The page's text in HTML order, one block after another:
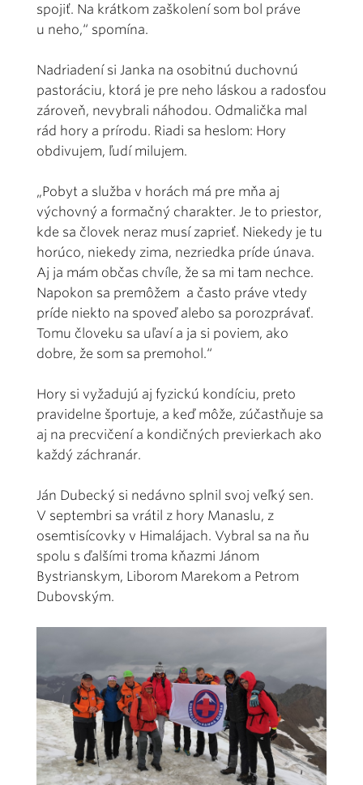
spojiť. Na krátkom zaškolení som bol práve
u neho,“ spomína.
Nadriadení si Janka na osobitnú duchovnú
pastoráciu, ktorá je pre neho láskou a radosťou
zároveň, nevybrali náhodou. Odmalička mal
rád hory a prírodu. Riadi sa heslom: Hory
obdivujem, ľudí milujem.
„Pobyt a služba v horách má pre mňa aj
výchovný a formačný charakter. Je to priestor,
kde sa človek neraz musí zaprieť. Niekedy je tu
horúco, niekedy zima, nezriedka príde únava.
Aj ja mám občas chvíle, že sa mi tam nechce.
Napokon sa premôžem a často práve vtedy
príde niekto na spoveď alebo sa porozprávať.
Tomu človeku sa uľaví a ja si poviem, ako
dobre, že som sa premohol.“
Hory si vyžadujú aj fyzickú kondíciu, preto
pravidelne športuje, a keď môže, zúčastňuje sa
aj na precvičení a kondičných previerkach ako
každý záchranár.
Ján Dubecký si nedávno splnil svoj veľký sen.
V septembri sa vrátil z hory Manaslu, z
osemtisícovky v Himalájach. Vybral sa na ňu
spolu s ďalšími troma kňazmi Jánom
Bystrianskym, Liborom Marekom a Petrom
Dubovským.